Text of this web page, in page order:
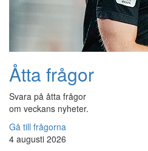
Åtta frågor
Svara på åtta frågor
om veckans nyheter.
Gå till frågorna
4 augusti 2026